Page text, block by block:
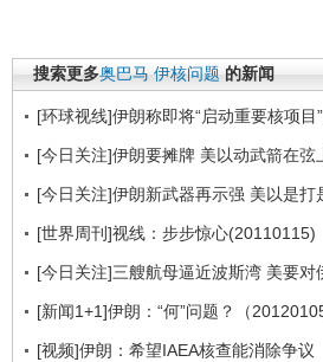
搜索更多奥巴马 伊核问题 的新闻
[环球视线]伊朗称即将“启动重要核项目
[今日关注]伊朗要摊牌 美以动武箭在弦
[今日关注]伊朗新武器再示强 美以是打
[世界周刊]视线：步步惊心(20110115)
[今日关注]三艘航母逼近波斯湾 美要对
[新闻1+1]伊朗：“何”问题？（20120105
[视频]伊朗：希望IAEA核查能消除争议